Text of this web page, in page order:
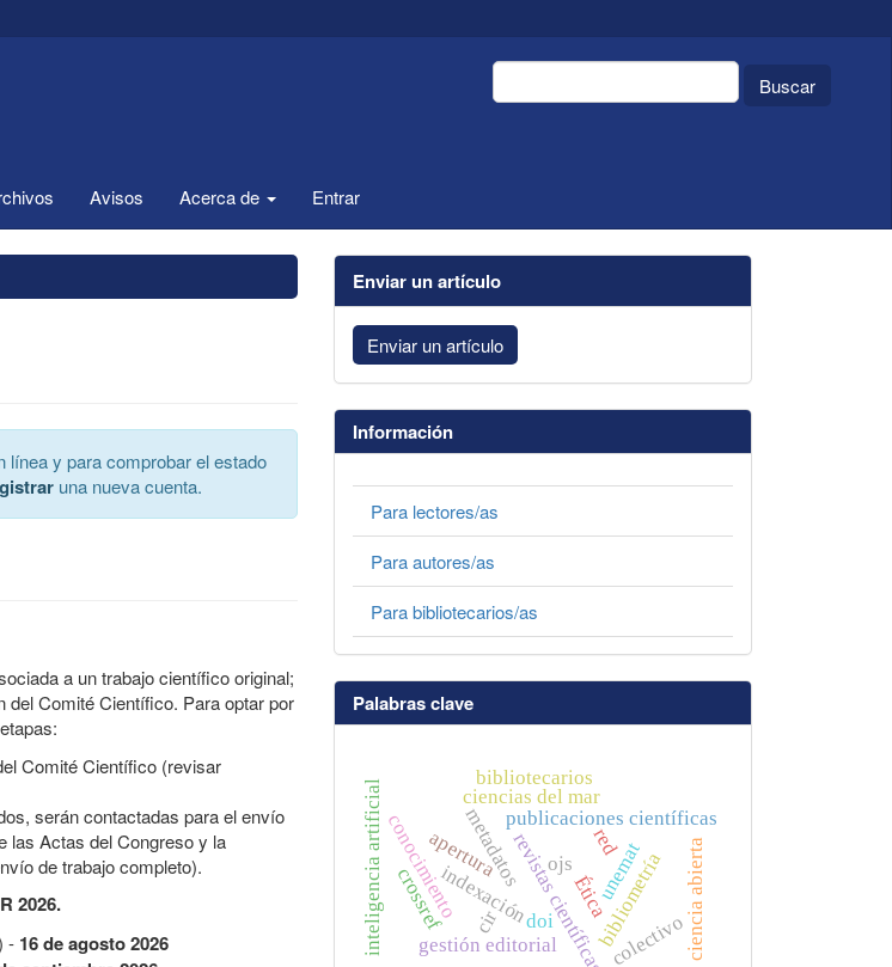
Buscar
Avisos Acerca de Entrar
línea y para comprobar el estado
una nueva cuenta.
a un trabajo científico original;
del Comité Científico. Para optar por
Comité Científico (revisar
serán contactadas para el envío
las Actas del Congreso y la
de trabajo completo).
2026.
- 16 de agosto 2026
Enviar un artículo
Enviar un artículo
Información
Para lectores/as
Para autores/as
Para bibliotecarios/as
Palabras clave
cir revistas científicas
metadatos
bibliometría
indexación
gestión editorial
ojs
publicaciones científicas
ciencias del mar
apertura
conocimiento red
colectivo
Ética
inteligencia artificial ciencia abierta
doi
crossref unemat
bibliotecarios